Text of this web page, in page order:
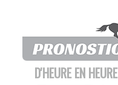
D'HEURE EN HEURE